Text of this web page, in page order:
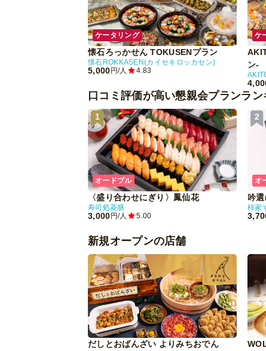
懐石ろっかせん TOKUSENプラン
懐石ROKKASEN(カイセキロッカセン)
5,000 円/人 4.83
ケータリング
ン-
ケ
口コミ評価が高い懇親会プランラン
〈盛り合わせにぎり〉鳳仙花
寿司処菱膳
3,000 円/人 5.00
1
オードブル
吟
柿家
2
オ
新規オープンの店舗
だしとおばんざい よりみちおでん